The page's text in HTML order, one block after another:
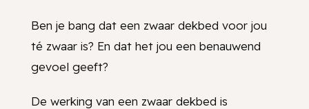
Ben je bang dat een zwaar dekbed voor jou
té zwaar is? En dat het jou een benauwend
gevoel geeft?
De werking van een zwaar dekbed is